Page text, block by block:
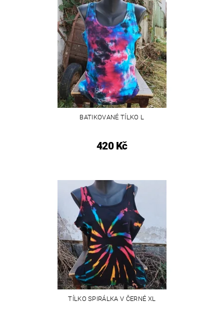
BATIKOVANÉ TÍLKO L
420 Kč
TÍLKO SPIRÁLKA V ČERNÉ XL